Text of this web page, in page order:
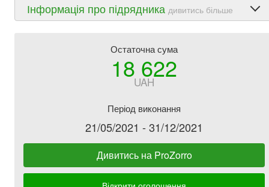
Інформація про підрядника дивитись більше
Остаточна сума
18 622
UAH
Період виконання
21/05/2021 - 31/12/2021
Дивитись на ProZorro